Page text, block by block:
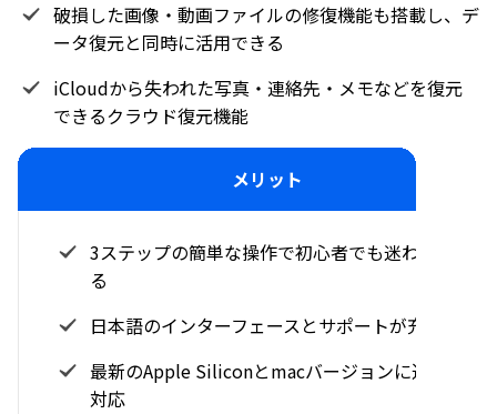
破損した画像・動画ファイルの修復機能も搭載し、デ
ータ復元と同時に活用できる
iCloudから失われた写真・連絡先・メモなどを復元
できるクラウド復元機能
メリット
3ステップの簡単な操作で初心者でも迷わず使え
る
日本語のインターフェースとサポートが充実
最新のApple Siliconとmacバージョンに迅速に
対応